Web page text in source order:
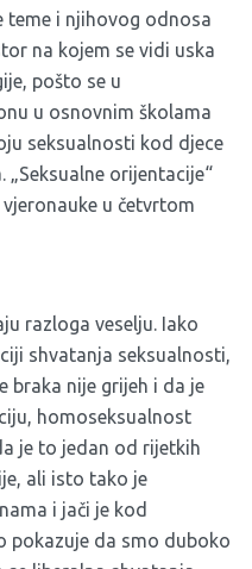
teme i njihovog odnosa
na kojem se vidi uska
pošto se u
u osnovnim školama
seksualnosti kod djece
orijentacije“
u četvrtom
razloga veselju. Iako
shvatanja seksualnosti,
braka nije grijeh i da je
homoseksualnost
je to jedan od rijetkih
ali isto tako je
i jači je kod
pokazuje da smo duboko